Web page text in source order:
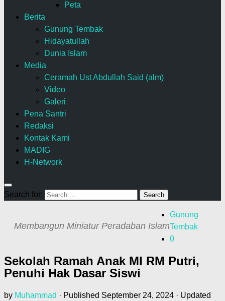
Peta
Berita
Gunung Tembak
Hidayatullah
Dunia Islam
Media
Ceramah Ust Abdullah Said (alm)
Video
Galeri
Pena Santri
Redaksi
Kontak Kami
MADIG
H-Network
Search for:
Membangun Miniatur Peradaban Islam
Gunung
Tembak
0
Sekolah Ramah Anak MI RM Putri,
Penuhi Hak Dasar Siswi
by Muhammad · Published September 24, 2024 · Updated